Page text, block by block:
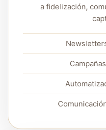
a fidelización,